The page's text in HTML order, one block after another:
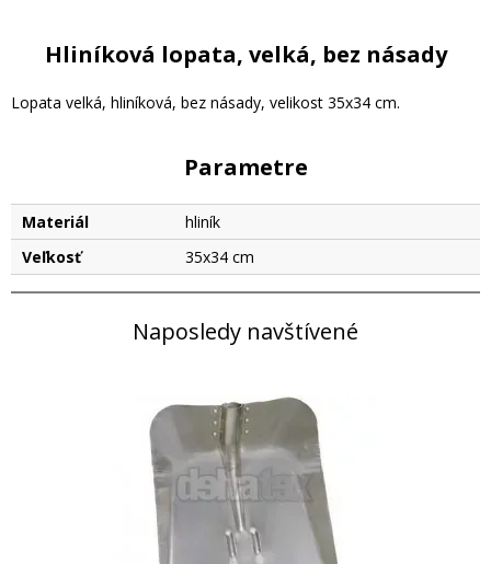
Hliníková lopata, velká, bez násady
Lopata velká, hliníková, bez násady, velikost 35x34 cm.
Parametre
Materiál
hliník
Veľkosť
35x34 cm
Naposledy navštívené